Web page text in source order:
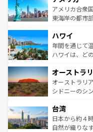
博物館もあり
ことができる
ば市内交通費無
着のスイス情
アメリカ合衆
東海岸の都市
のような巨大
ンメントが詰
西部には大自
部のニューオ
文化が魅力。
しみながら、
ならではの贅沢な旅の
情報はコンテ
ハワイ
年間を通じて
ハワイは、ど
ワイ島は見逃
島だが、静か
おすすめ。エ
れるおもてな
人々、おいし
ク、伝統的な
オーストラ
オーストラリ
シドニーのシ
リアリーフや
ク）、タスマ
ど、見どころ
台湾
日本から約４
自然が織りな